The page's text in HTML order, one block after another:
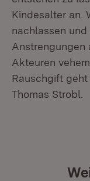
Kindesalter an.
nachlassen
Anstrengungen
Akteuren
Rauschgift
Thomas Strobl.